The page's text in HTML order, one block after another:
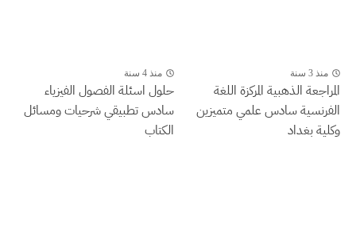
منذ 3 سنة
المراجعة الذهبية المركزة اللغة
الفرنسية سادس علمي متميزين
وكلية بغداد
منذ 4 سنة
حلول اسئلة الفصول الفيزياء
سادس تطبيقي شرحيات ومسائل
الكتاب